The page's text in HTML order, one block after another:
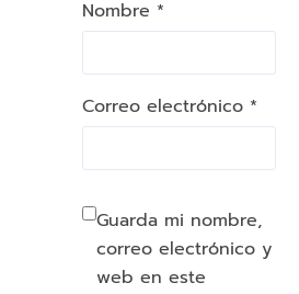
Nombre *
Correo electrónico *
Guarda mi nombre,
correo electrónico y
web en este